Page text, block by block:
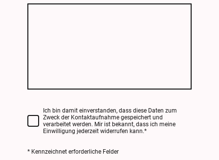
Ich bin damit einverstanden, dass diese Daten zum
Zweck der Kontaktaufnahme gespeichert und
verarbeitet werden. Mir ist bekannt, dass ich meine
Einwilligung jederzeit widerrufen kann.*
* Kennzeichnet erforderliche Felder